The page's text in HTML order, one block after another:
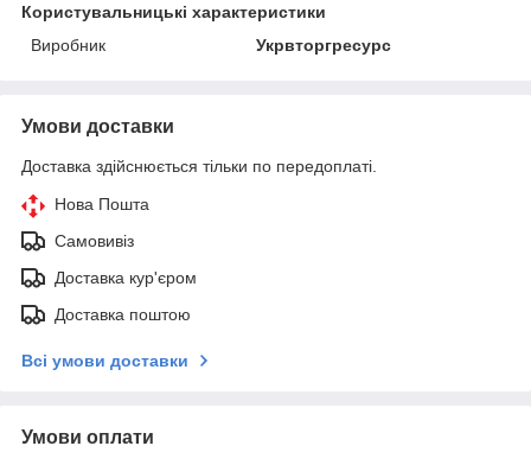
Користувальницькі характеристики
Виробник
Укрвторгресурс
Умови доставки
Доставка здійснюється тільки по передоплаті.
Нова Пошта
Самовивіз
Доставка кур'єром
Доставка поштою
Всі умови доставки
Умови оплати